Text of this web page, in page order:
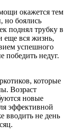
окажется тем
но боялись
поднял трубку в
еще вся жизнь,
успешного
победить недуг.
которые
Возраст
новые
эффективной
вводить не день